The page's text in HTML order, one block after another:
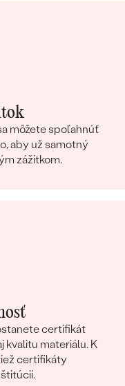
môžete spoľahnúť
aby už samotný
zážitkom.
certifikát
kvalitu materiálu. K
certifikáty